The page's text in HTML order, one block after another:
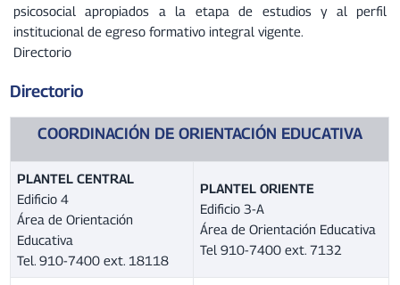
psicosocial apropiados a la etapa de estudios y al perfil
institucional de egreso formativo integral vigente.
Directorio
Directorio
COORDINACIÓN DE ORIENTACIÓN EDUCATIVA
PLANTEL CENTRAL
Edificio 4
Área de Orientación
Educativa
Tel. 910-7400 ext. 18118
PLANTEL ORIENTE
Edificio 3-A
Área de Orientación Educativa
Tel 910-7400 ext. 7132